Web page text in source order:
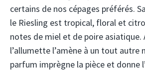
certains de nos cépages préférés.
le Riesling est tropical, floral et
notes de miel et de poire asiatique.
l’allumette l’amène à un tout autre
parfum imprègne la pièce et donne